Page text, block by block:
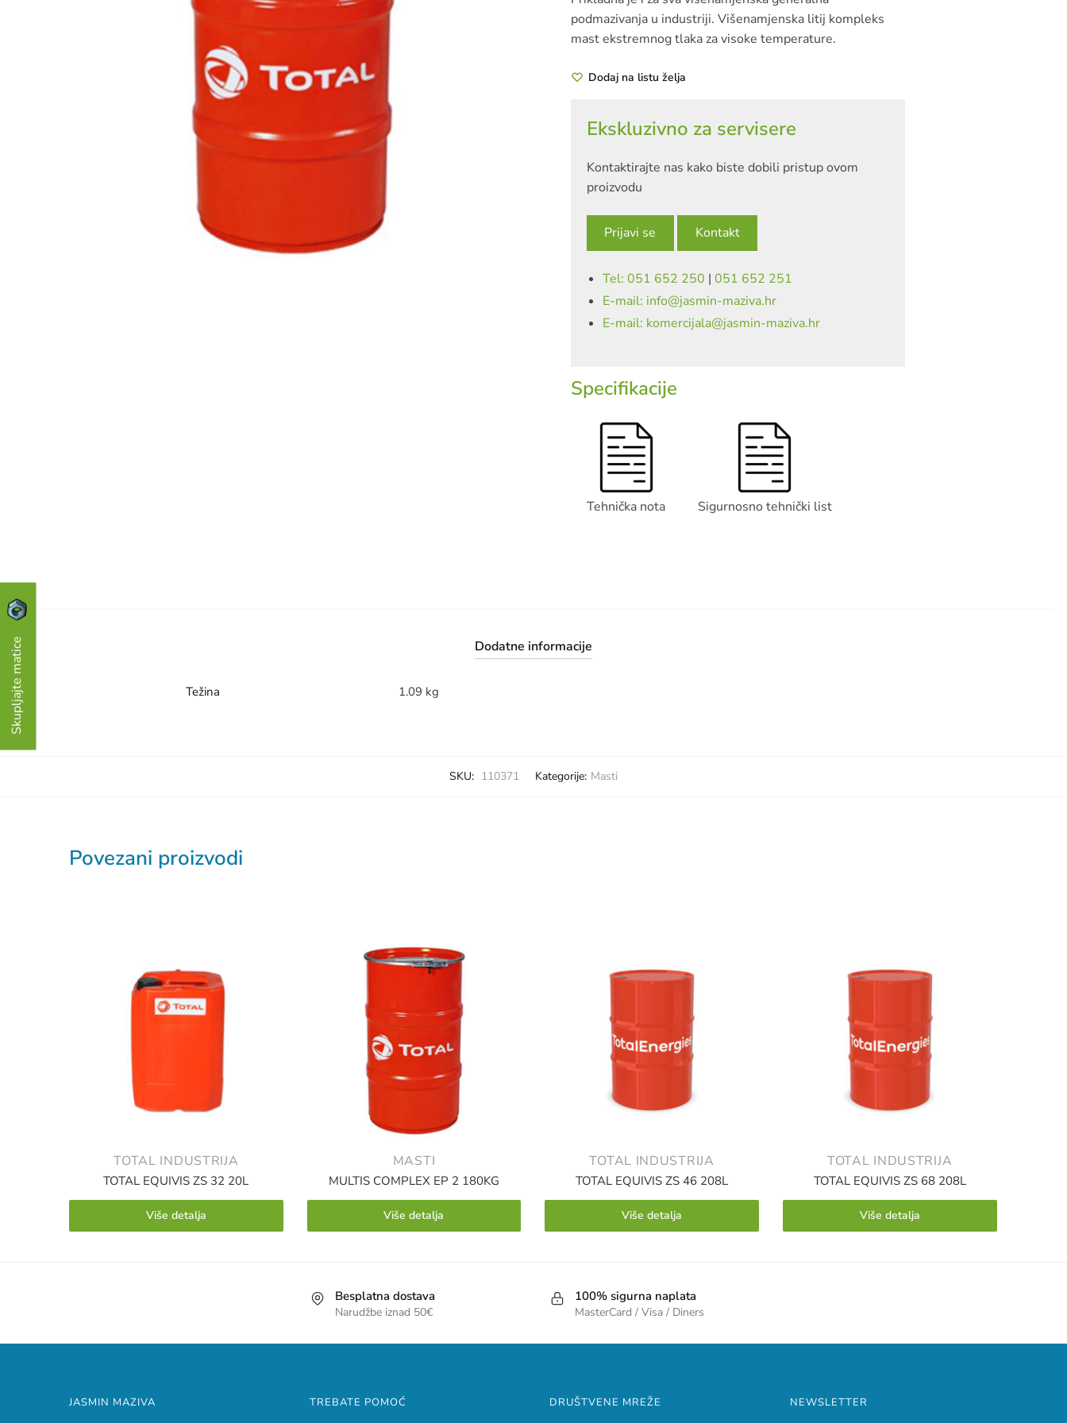
podmazivanja u industriji. Višenamjenska litij kompleks
mast ekstremnog tlaka za visoke temperature.
Dodaj na listu želja
Ekskluzivno za servisere
Kontaktirajte nas kako biste dobili pristup ovom
proizvodu
Prijavi se Kontakt
Tel: 051 652 250 | 051 652 251
E-mail: info@jasmin-maziva.hr
E-mail: komercijala@jasmin-maziva.hr
Specifikacije
Tehnička nota Sigurnosno tehnički list
Dodatne informacije
Težina 1.09 kg
SKU: 110371 Kategorije: Masti
Povezani proizvodi
TOTAL INDUSTRIJA
TOTAL EQUIVIS ZS 32 20L
Više detalja
MASTI
MULTIS COMPLEX EP 2 180KG
Više detalja
TOTAL INDUSTRIJA
TOTAL EQUIVIS ZS 46 208L
Više detalja
TOTAL INDUSTRIJA
TOTAL EQUIVIS ZS 68 208L
Više detalja
Besplatna dostava
Narudžbe iznad 50€
100% sigurna naplata
MasterCard / Visa / Diners
JASMIN MAZIVA TREBATE POMOĆ DRUŠTVENE MREŽE NEWSLETTER
Skupljajte matice